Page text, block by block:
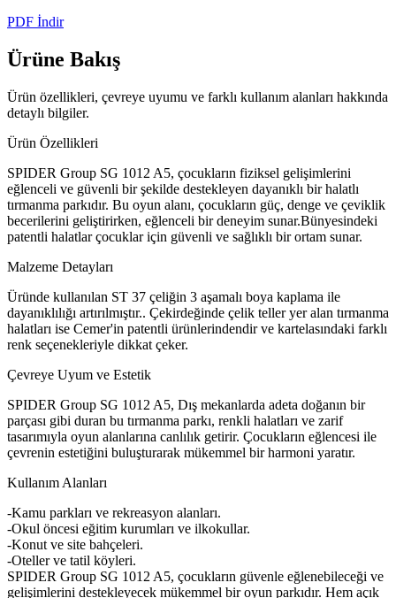
PDF İndir
Ürüne Bakış
Ürün özellikleri, çevreye uyumu ve farklı kullanım alanları hakkında
detaylı bilgiler.
Ürün Özellikleri
SPIDER Group SG 1012 A5, çocukların fiziksel gelişimlerini
eğlenceli ve güvenli bir şekilde destekleyen dayanıklı bir halatlı
tırmanma parkıdır. Bu oyun alanı, çocukların güç, denge ve çeviklik
becerilerini geliştirirken, eğlenceli bir deneyim sunar.Bünyesindeki
patentli halatlar çocuklar için güvenli ve sağlıklı bir ortam sunar.
Malzeme Detayları
Üründe kullanılan ST 37 çeliğin 3 aşamalı boya kaplama ile
dayanıklılığı artırılmıştır.. Çekirdeğinde çelik teller yer alan tırmanma
halatları ise Cemer'in patentli ürünlerindendir ve kartelasındaki farklı
renk seçenekleriyle dikkat çeker.
Çevreye Uyum ve Estetik
SPIDER Group SG 1012 A5, Dış mekanlarda adeta doğanın bir
parçası gibi duran bu tırmanma parkı, renkli halatları ve zarif
tasarımıyla oyun alanlarına canlılık getirir. Çocukların eğlencesi ile
çevrenin estetiğini buluşturarak mükemmel bir harmoni yaratır.
Kullanım Alanları
-Kamu parkları ve rekreasyon alanları.
-Okul öncesi eğitim kurumları ve ilkokullar.
-Konut ve site bahçeleri.
-Oteller ve tatil köyleri.
SPIDER Group SG 1012 A5, çocukların güvenle eğlenebileceği ve
gelişimlerini destekleyecek mükemmel bir oyun parkıdır. Hem açık